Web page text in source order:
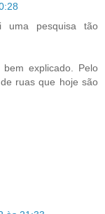
uma pesquisa tão
explicado. Pelo
ruas que hoje são